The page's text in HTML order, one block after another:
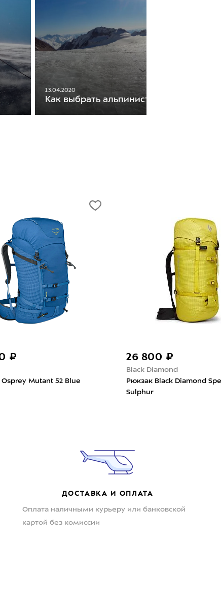
13.04.2020
Как выбрать альпинистский рюкзак?
₽
Osprey Mutant 52 Blue
26 800 ₽
Black Diamond
Рюкзак Black Diamond
Sulphur
ДОСТАВКА И ОПЛАТА
Оплата наличными курьеру или банковской
картой без комиссии